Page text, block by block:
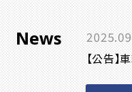
News
【公告